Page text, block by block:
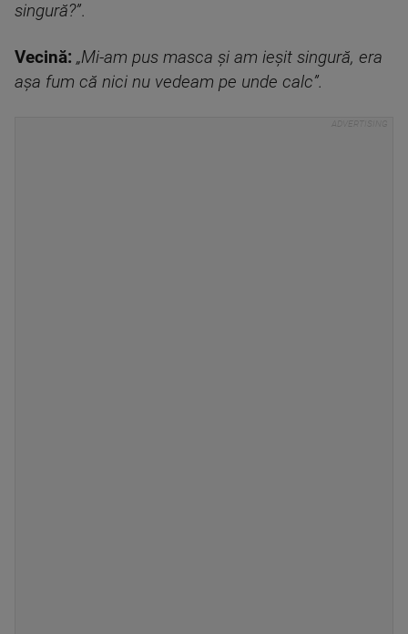
singură?”.
Vecină: „Mi-am pus masca și am ieșit singură, era
așa fum că nici nu vedeam pe unde calc”.